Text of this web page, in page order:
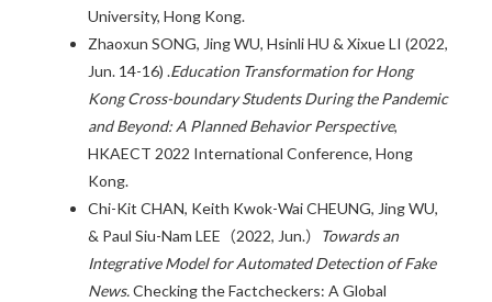
University, Hong Kong.
Zhaoxun SONG, Jing WU, Hsinli HU & Xixue LI (2022,
Jun. 14-16) .Education Transformation for Hong
Kong Cross-boundary Students During the Pandemic
and Beyond: A Planned Behavior Perspective,
HKAECT 2022 International Conference, Hong
Kong.
Chi-Kit CHAN, Keith Kwok-Wai CHEUNG, Jing WU,
& Paul Siu-Nam LEE（2022, Jun.）
Towards an
Integrative Model for Automated Detection of Fake
News.Checking the Factcheckers: A Global